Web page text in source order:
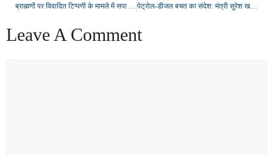
ब्राह्मणों पर विवादित टिप्पणी के मामले में सपा प्रवक्ता राजकुमार भाटी पर FIR दर्ज पेट्रोल-डीजल बचत का संदेश: मंत्री सुरेश खन्ना साइकिल से पहुंचे विधानसभा कार्यालय
Leave A Comment